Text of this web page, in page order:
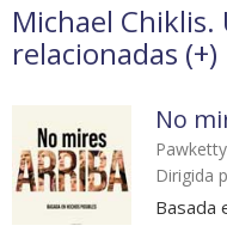
Michael
relacionadas (+)
No
Pawketty
Dirigida
Basada